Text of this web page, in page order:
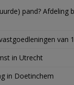
pand?
van
in Utrecht
in Doetinchem